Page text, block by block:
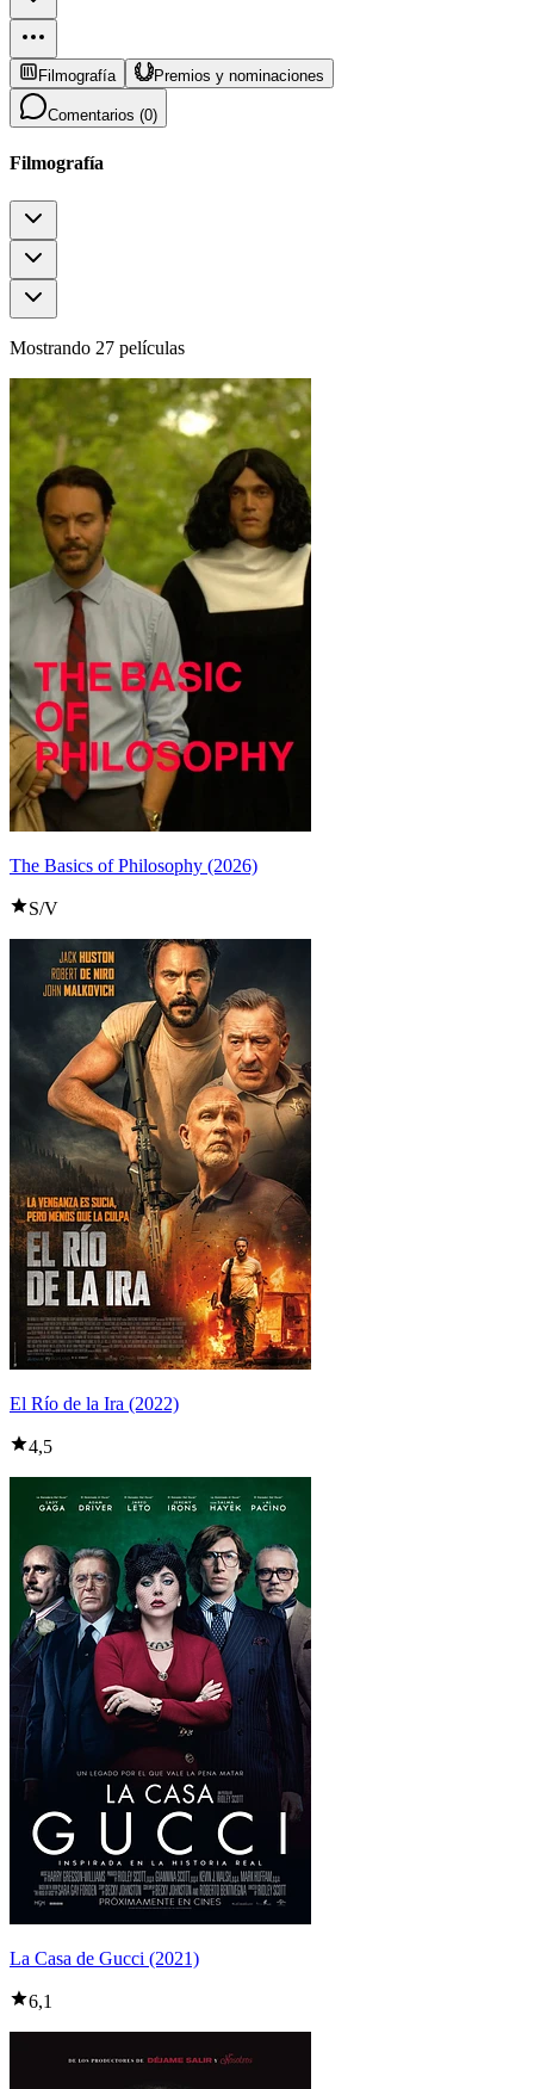
Filmografía Premios y nominaciones
Comentarios (0)
Filmografía
Mostrando 27 películas
The Basics of Philosophy (2026)
S/V
El Río de la Ira (2022)
4,5
La Casa de Gucci (2021)
6,1